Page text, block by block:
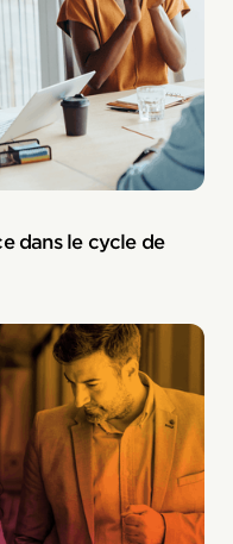
dans le cycle de